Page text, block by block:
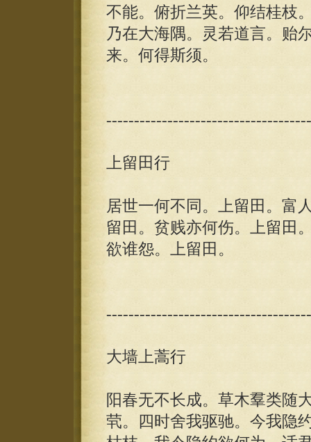
不能。俯折兰英。仰结桂枝
乃在大海隅。灵若道言。贻
来。何得斯须。
上留田行
居世一何不同。上留田。富
留田。贫贱亦何伤。上留田
欲谁怨。上留田。
大墙上蒿行
阳春无不长成。草木羣类随
茕。四时舍我驱驰。今我隐